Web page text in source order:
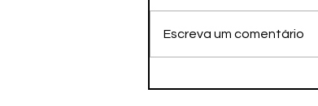
Jogos da Juventude,
Escreva um comentário